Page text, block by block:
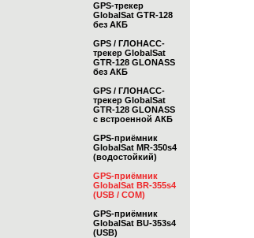
GPS-трекер
GlobalSat GTR-128
без АКБ
GPS / ГЛОНАСС-
трекер GlobalSat
GTR-128 GLONASS
без АКБ
GPS / ГЛОНАСС-
трекер GlobalSat
GTR-128 GLONASS
с встроенной АКБ
GPS-приёмник
GlobalSat MR-350s4
(водостойкий)
GPS-приёмник
GlobalSat BR-355s4
(USB / COM)
GPS-приёмник
GlobalSat BU-353s4
(USB)